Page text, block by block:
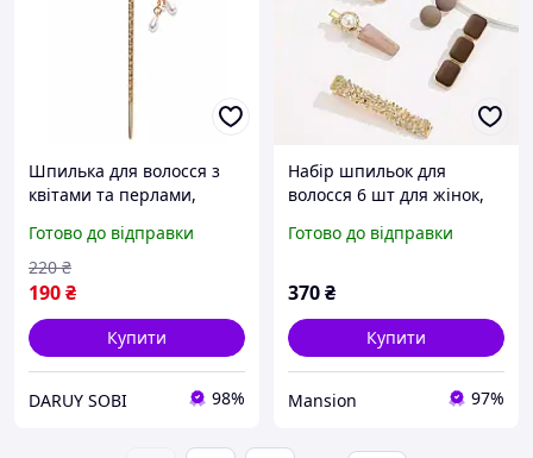
Шпилька для волосся з
квітами та перлами,
зачіски 15 см
Готово до відправки
190₴
220 ₴
Купити
DARUY SOBI 98%
Набір шпильок для
волосся 6 шт для жінок,
затискачі шпильки для
перлами жіночі
Готово до відправки
370₴
Купити
Mansion 97%